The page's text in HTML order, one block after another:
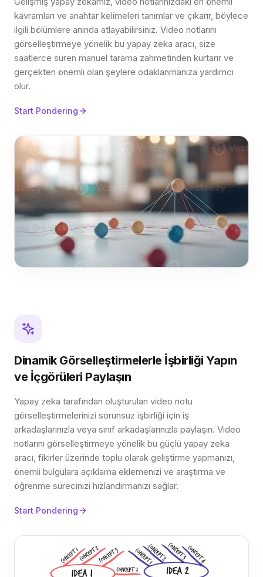
kavramları ve anahtar kelimeleri tanımlar ve çıkarır, böylece
ilgili bölümlere anında atlayabilirsiniz. Video notlarını
görselleştirmeye yönelik bu yapay zeka aracı, size
saatlerce süren manuel tarama zahmetinden kurtarır ve
gerçekten önemli olan şeylere odaklanmanıza yardımcı
olur.
Start Pondering
Dinamik Görselleştirmelerle İşbirliği Yapın
ve İçgörüleri Paylaşın
Yapay zeka tarafından oluşturulan video notu
görselleştirmelerinizi sorunsuz işbirliği için iş
arkadaşlarınızla veya sınıf arkadaşlarınızla paylaşın. Video
notlarını görselleştirmeye yönelik bu güçlü yapay zeka
aracı, fikirler üzerinde toplu olarak geliştirme yapmanızı,
önemli bulgulara açıklama eklemenizi ve araştırma ve
öğrenme sürecinizi hızlandırmanızı sağlar.
Start Pondering